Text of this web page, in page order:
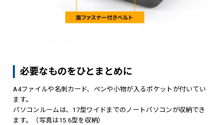
必要なものをひとまとめに
A4ファイルや名刺カード、ペンや小物が入るポケットが付いてい
ます。
パソコンルームは、17型ワイドまでのノートパソコンが収納でき
ます。（写真は15.6型を収納）